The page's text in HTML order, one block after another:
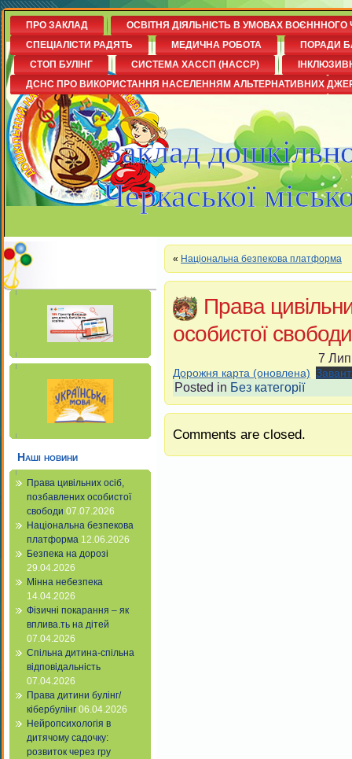
Заклад
Черкаської
ПРО ЗАКЛАД
ОСВІТНЯ ДІЯЛЬНІСТЬ В УМОВАХ ВОЄНННОГО
СПЕЦІАЛІСТИ РАДЯТЬ
МЕДИЧНА РОБОТА
ПОРАДИ
СТОП БУЛІНГ
СИСТЕМА ХАССП (НАССР)
ДСНС ПРО ВИКОРИСТАННЯ НАСЕЛЕННЯМ АЛЬТЕРНАТИВНИХ
Наші новини
Права цивільних осіб,
позбавлених особистої
свободи 07.07.2026
Національна безпекова
платформа 12.06.2026
Безпека на дорозі
29.04.2026
Мінна небезпека
14.04.2026
Фізичні покарання – як
вплива.ть на дітей
07.04.2026
Спільна дитина-спільна
відповідальність
07.04.2026
Права дитини булінг/
кібербулінг 06.04.2026
Нейропсихологія в
дитячому садочку:
розвиток через гру
« Національна безпекова платформа
Права
особистої свободи
7
Дорожня карта (оновлена)
Posted in Без категорії
Comments are closed.